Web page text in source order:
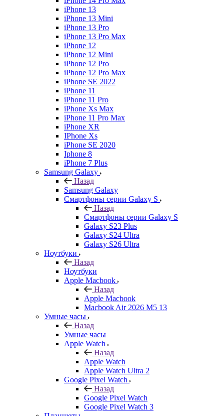
iPhone 13
iPhone 13 Mini
iPhone 13 Pro
iPhone 13 Pro Max
iPhone 12
iPhone 12 Mini
iPhone 12 Pro
iPhone 12 Pro Max
iPhone SE 2022
iPhone 11
iPhone 11 Pro
iPhone Xs Max
iPhone 11 Pro Max
iPhone XR
IPhone Xs
iPhone SE 2020
Iphone 8
iPhone 7 Plus
Samsung Galaxy
Назад
Samsung Galaxy
Смартфоны серии Galaxy S
Назад
Смартфоны серии Galaxy S
Galaxy S23 Plus
Galaxy S24 Ultra
Galaxy S26 Ultra
Ноутбуки
Назад
Ноутбуки
Apple Macbook
Назад
Apple Macbook
Macbook Air 2026 M5 13
Умные часы
Назад
Умные часы
Apple Watch
Назад
Apple Watch
Apple Watch Ultra 2
Google Pixel Watch
Назад
Google Pixel Watch
Google Pixel Watch 3